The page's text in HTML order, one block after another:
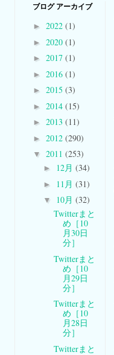
ブログ アーカイブ
► 2022 (1)
► 2020 (1)
► 2017 (1)
► 2016 (1)
► 2015 (3)
► 2014 (15)
► 2013 (11)
► 2012 (290)
▼ 2011 (253)
► 12月 (34)
► 11月 (31)
▼ 10月 (32)
Twitterまと
め［10
月30日
分］
Twitterまと
め［10
月29日
分］
Twitterまと
め［10
月28日
分］
Twitterまと